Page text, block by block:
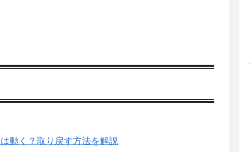
動く？取り戻す方法を解説